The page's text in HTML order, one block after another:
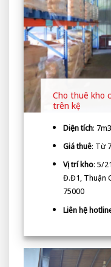
Cho thuê kho
trên kệ
Diện tích:
Giá thuê: Từ
Vị trí kho: 5/
Đ.Đ1, Thuận
75000
Liên hệ